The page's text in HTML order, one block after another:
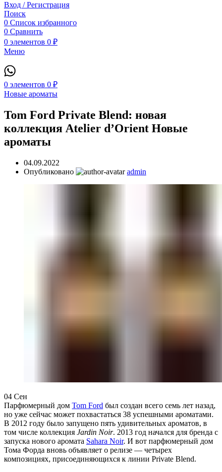
Вход / Регистрация
Поиск
0 Список избранного
0 Сравнить
0 элементов 0 ₽
Меню
0 элементов 0 ₽
Новые ароматы
Tom Ford Private Blend: новая
коллекция Atelier d’Orient Новые
ароматы
04.09.2022
Опубликовано
admin
04 Сен
Парфюмерный дом Tom Ford был создан всего семь лет назад,
но уже сейчас может похвастаться 38 успешными ароматами.
В 2012 году было запущено пять удивительных ароматов, в
том числе коллекция Jardin Noir. 2013 год начался для бренда с
запуска нового аромата Sahara Noir. И вот парфюмерный дом
Тома Форда вновь объявляет о релизе — четырех
композициях, присоединяющихся к линии Private Blend.